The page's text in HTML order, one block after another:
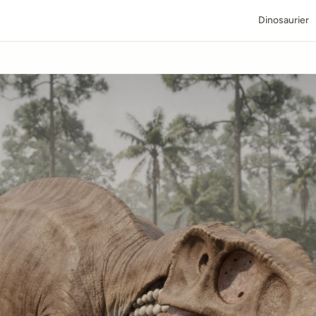
Dinosaurier